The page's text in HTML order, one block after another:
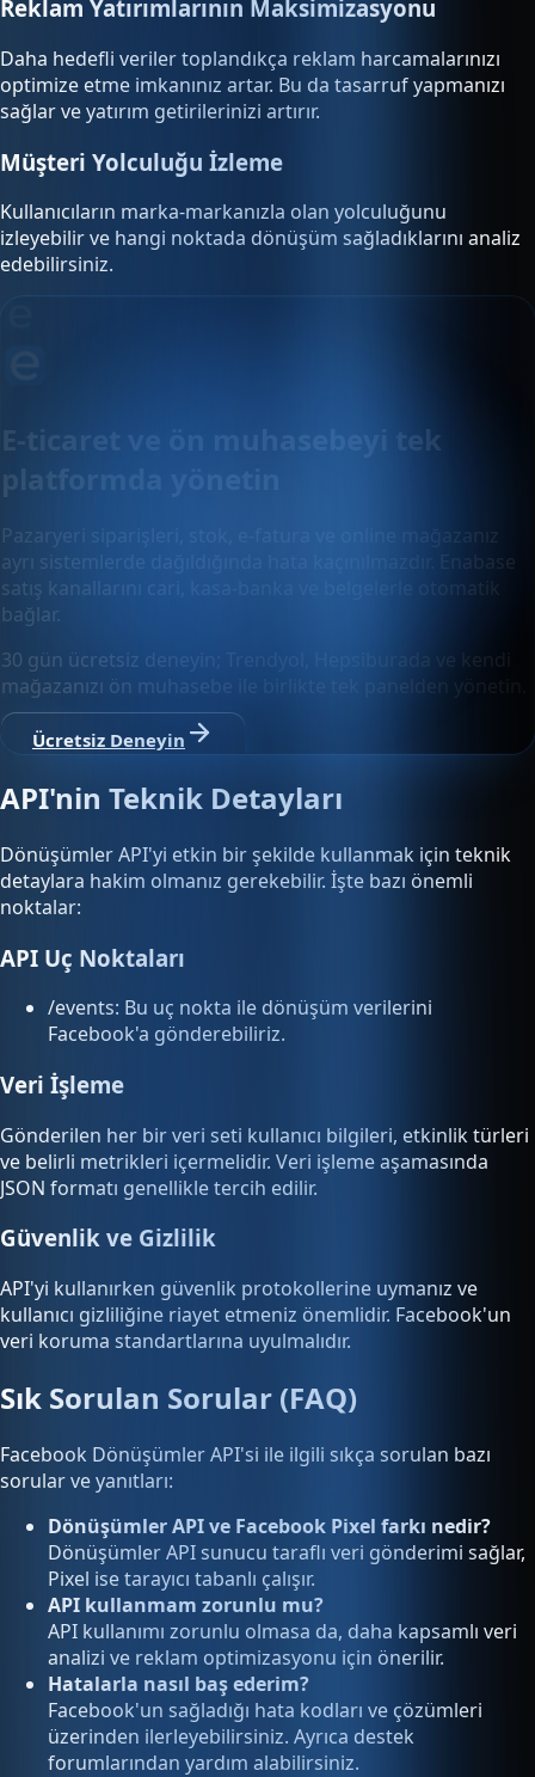
Reklam Yatırımlarının Maksimizasyonu
Daha hedefli veriler toplandıkça reklam harcamalarınızı
optimize etme imkanınız artar. Bu da tasarruf yapmanızı
sağlar ve yatırım getirilerinizi artırır.
Müşteri Yolculuğu İzleme
Kullanıcıların marka-markanızla olan yolculuğunu
izleyebilir ve hangi noktada dönüşüm sağladıklarını analiz
edebilirsiniz.
E-ticaret ve ön muhasebeyi tek
platformda yönetin
Pazaryeri siparişleri, stok, e-fatura ve online mağazanız
ayrı sistemlerde dağıldığında hata kaçınılmazdır. Enabase
satış kanallarını cari, kasa-banka ve belgelerle otomatik
bağlar.
30 gün ücretsiz deneyin; Trendyol, Hepsiburada ve kendi
mağazanızı ön muhasebe ile birlikte tek panelden yönetin.
Ücretsiz Deneyin
API'nin Teknik Detayları
Dönüşümler API'yi etkin bir şekilde kullanmak için teknik
detaylara hakim olmanız gerekebilir. İşte bazı önemli
noktalar:
API Uç Noktaları
/events: Bu uç nokta ile dönüşüm verilerini
Facebook'a gönderebiliriz.
Veri İşleme
Gönderilen her bir veri seti kullanıcı bilgileri, etkinlik türleri
ve belirli metrikleri içermelidir. Veri işleme aşamasında
JSON formatı genellikle tercih edilir.
Güvenlik ve Gizlilik
API'yi kullanırken güvenlik protokollerine uymanız ve
kullanıcı gizliliğine riayet etmeniz önemlidir. Facebook'un
veri koruma standartlarına uyulmalıdır.
Sık Sorulan Sorular (FAQ)
Facebook Dönüşümler API'si ile ilgili sıkça sorulan bazı
sorular ve yanıtları:
Dönüşümler API ve Facebook Pixel farkı nedir?
Dönüşümler API sunucu taraflı veri gönderimi sağlar,
Pixel ise tarayıcı tabanlı çalışır.
API kullanmam zorunlu mu?
API kullanımı zorunlu olmasa da, daha kapsamlı veri
analizi ve reklam optimizasyonu için önerilir.
Hatalarla nasıl baş ederim?
Facebook'un sağladığı hata kodları ve çözümleri
üzerinden ilerleyebilirsiniz. Ayrıca destek
forumlarından yardım alabilirsiniz.